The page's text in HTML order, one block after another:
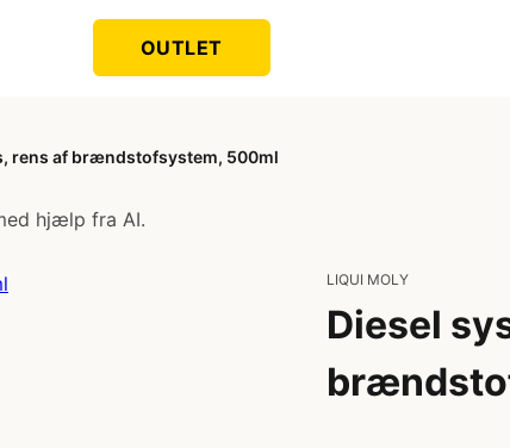
OUTLET
rens af brændstofsystem, 500ml
hjælp fra AI.
LIQUI MOLY
Diesel